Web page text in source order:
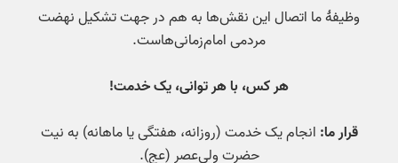
وظیفۀ ما اتصال این نقش‌ها به هم در جهت تشکیل نهضت
مردمی امام‌زمانی‌هاست.
هر کس، با هر توانی، یک خدمت!
قرار ما: انجام یک خدمت (روزانه، هفتگی یا ماهانه) به نیت
حضرت ولی‌عصر (عج).